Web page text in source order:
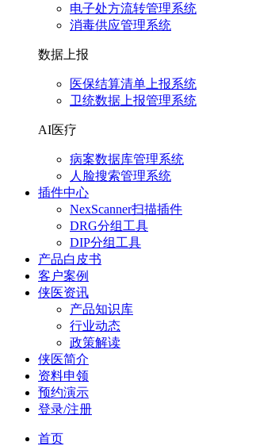
电子处方流转管理系统
消毒供应管理系统
数据上报
医保结算清单上报系统
卫统数据上报管理系统
AI医疗
病案数据库管理系统
人脸搜索管理系统
插件中心
NexScanner扫描插件
DRG分组工具
DIP分组工具
产品白皮书
客户案例
侠医资讯
产品知识库
行业动态
政策解读
侠医简介
资料申领
预约演示
登录/注册
首页